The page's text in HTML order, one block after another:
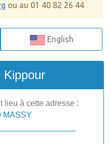
ou au 01 40 82 26 44
English
Kippour
lieu à cette adresse :
MASSY